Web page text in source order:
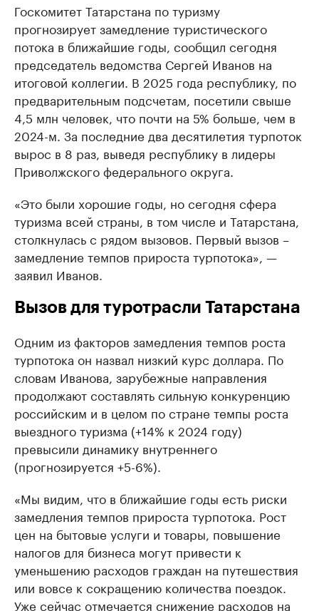
Госкомитет Татарстана по туризму
прогнозирует замедление туристического
потока в ближайшие годы, сообщил сегодня
председатель ведомства Сергей Иванов на
итоговой коллегии. В 2025 года республику, по
предварительным подсчетам, посетили свыше
4,5 млн человек, что почти на 5% больше, чем в
2024-м. За последние два десятилетия турпоток
вырос в 8 раз, выведя республику в лидеры
Приволжского федерального округа.
«Это были хорошие годы, но сегодня сфера
туризма всей страны, в том числе и Татарстана,
столкнулась с рядом вызовов. Первый вызов –
замедление темпов прироста турпотока», —
заявил Иванов.
Вызов для туротрасли Татарстана
Одним из факторов замедления темпов роста
турпотока он назвал низкий курс доллара. По
словам Иванова, зарубежные направления
продолжают составлять сильную конкуренцию
российским и в целом по стране темпы роста
выездного туризма (+14% к 2024 году)
превысили динамику внутреннего
(прогнозируется +5-6%).
«Мы видим, что в ближайшие годы есть риски
замедления темпов прироста турпотока. Рост
цен на бытовые услуги и товары, повышение
налогов для бизнеса могут привести к
уменьшению расходов граждан на путешествия
или вовсе к сокращению количества поездок.
Уже сейчас отмечается снижение расходов на